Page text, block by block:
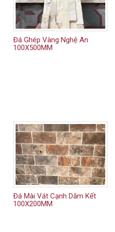
Đá Ghép Vàng Nghệ An
100X500MM
Đá Mài Vát Cạnh Dăm Kết
100X200MM